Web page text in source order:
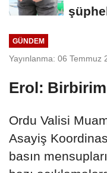
GÜNDEM
Yayınlanma: 06 Temmuz
Erol:
Ordu Valisi
Asayiş
basın